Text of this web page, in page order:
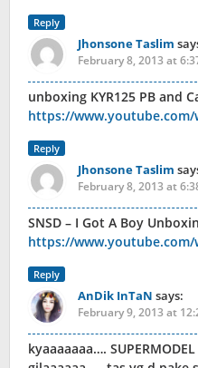
Reply
Jhonsone Taslim
February 8, 2013 at
unboxing KYR125 PB and
https://www.youtube.com/
Reply
Jhonsone Taslim
February 8, 2013 at
SNSD – I Got A Boy
https://www.youtube.com/
Reply
AnDik InTaN says:
February 9, 2013 at
kyaaaaaaa….